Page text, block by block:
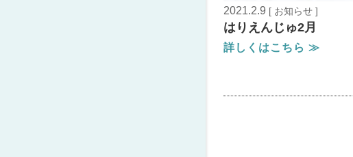
2021.2.9 [ お知らせ ]
はりえんじゅ2月
詳しくはこちら ≫